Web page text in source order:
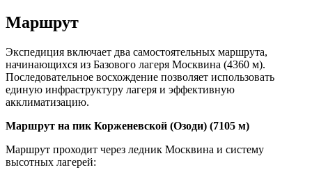
Маршрут
Экспедиция включает два самостоятельных маршрута,
начинающихся из Базового лагеря Москвина (4360 м).
Последовательное восхождение позволяет использовать
единую инфраструктуру лагеря и эффективную
акклиматизацию.
Маршрут на пик Корженевской (Озоди) (7105 м)
Маршрут проходит через ледник Москвина и систему
высотных лагерей: